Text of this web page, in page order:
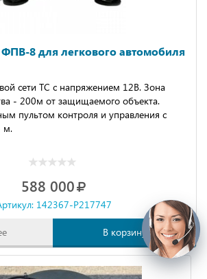
8 для легкового автомобиля
сети ТС с напряжением 12В. Зона
- 200м от защищаемого объекта.
пультом контроля и управления с
м.
588 000
142367-P217747
В корзину